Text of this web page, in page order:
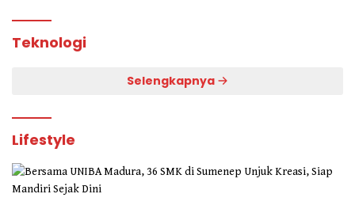
Teknologi
Selengkapnya
Lifestyle